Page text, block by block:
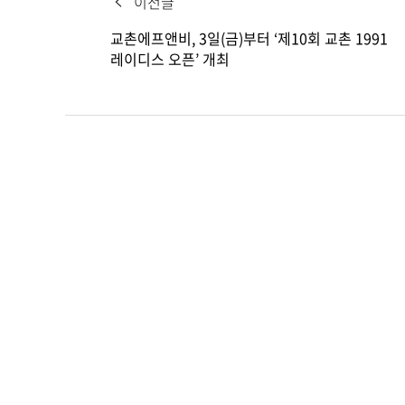
교촌에프앤비, 3일(금)부터 ‘제10회 교촌 1991
레이디스 오픈’ 개최